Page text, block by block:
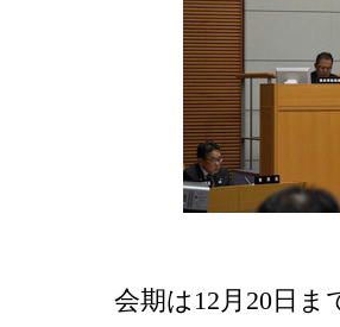
会期は12月20日ま